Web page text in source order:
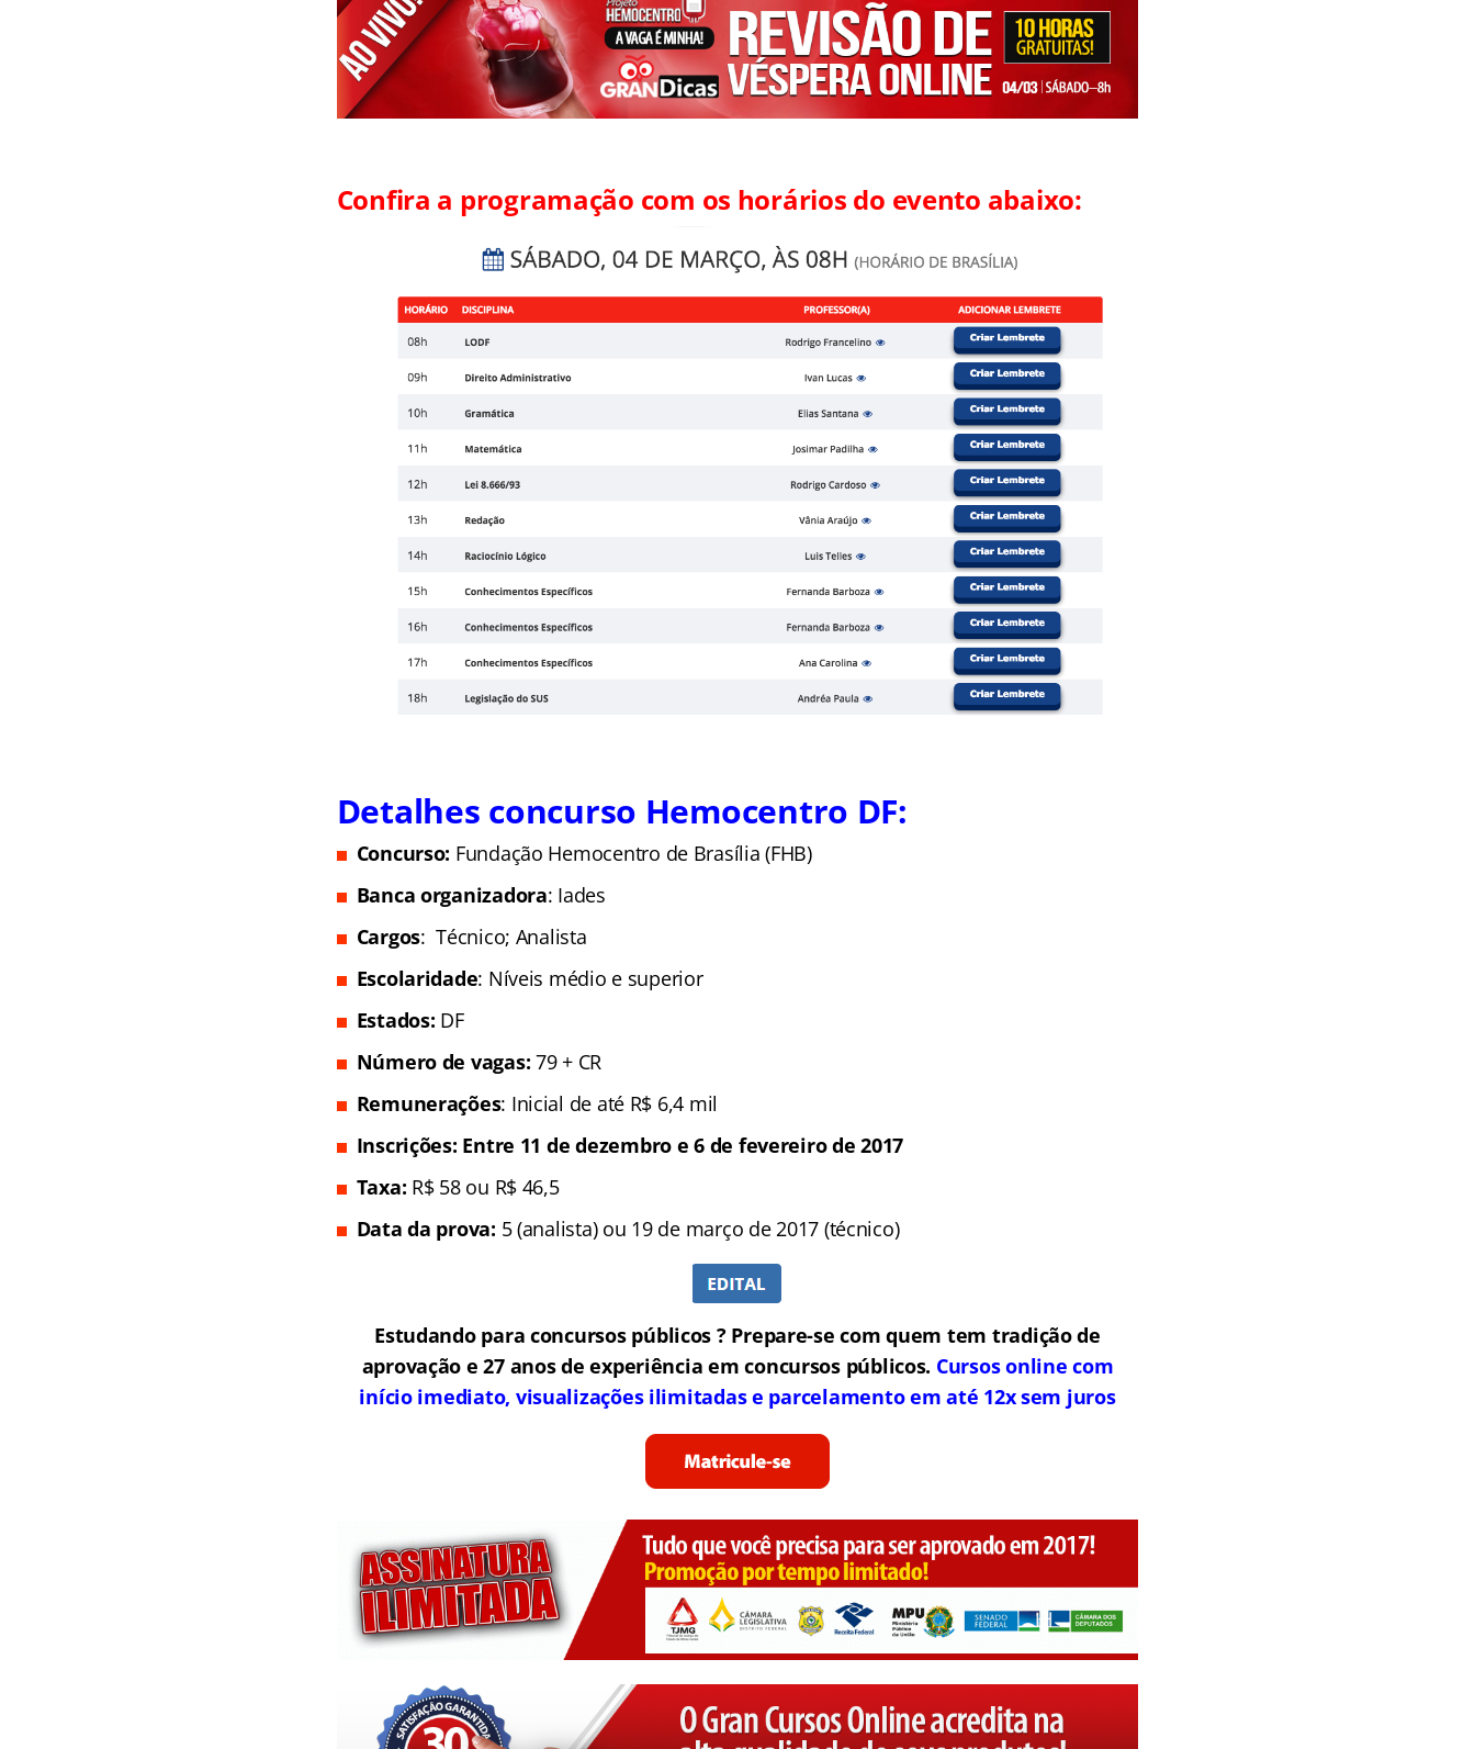
Confira a programação com os horários do evento abaixo:
Detalhes concurso Hemocentro DF:
Concurso: Fundação Hemocentro de Brasília (FHB)
Banca organizadora: Iades
Cargos: Técnico; Analista
Escolaridade: Níveis médio e superior
Estados: DF
Número de vagas: 79 + CR
Remunerações: Inicial de até R$ 6,4 mil
Inscrições: Entre 11 de dezembro e 6 de fevereiro de 2017
Taxa: R$ 58 ou R$ 46,5
Data da prova: 5 (analista) ou 19 de março de 2017 (técnico)
Estudando para concursos públicos ? Prepare-se com quem tem tradição de
aprovação e 27 anos de experiência em concursos públicos. Cursos online com
início imediato, visualizações ilimitadas e parcelamento em até 12x sem juros